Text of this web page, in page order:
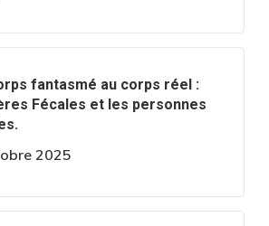
fantasmé au corps réel :
Fécales et les personnes
2025